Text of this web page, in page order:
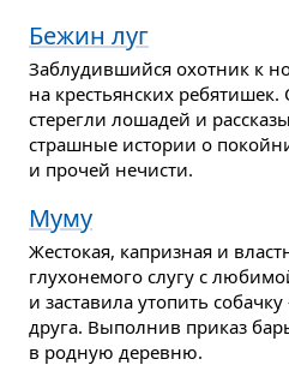
Бежин луг
Заблудившийся охотник к
на крестьянских
стерегли лошадей и
страшные истории о
и прочей нечисти.
Муму
Жестокая, капризная и
глухонемого слугу с
и заставила утопить
друга. Выполнив приказ
в родную деревню.